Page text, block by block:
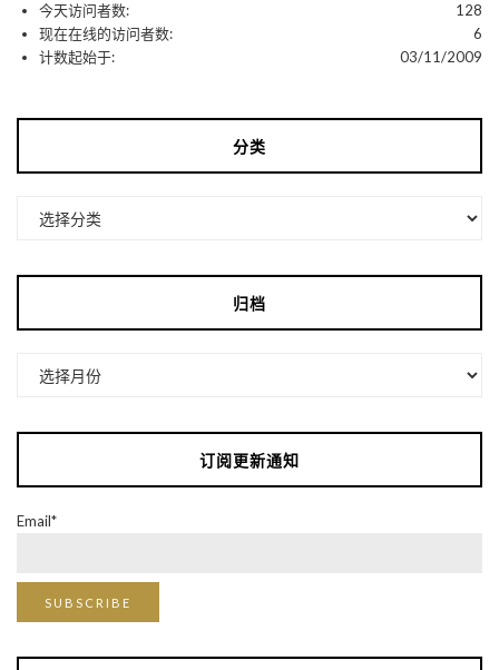
128
今天访问者数:
6
现在在线的访问者数:
03/11/2009
计数起始于:
分类
归档
订阅更新通知
Email*